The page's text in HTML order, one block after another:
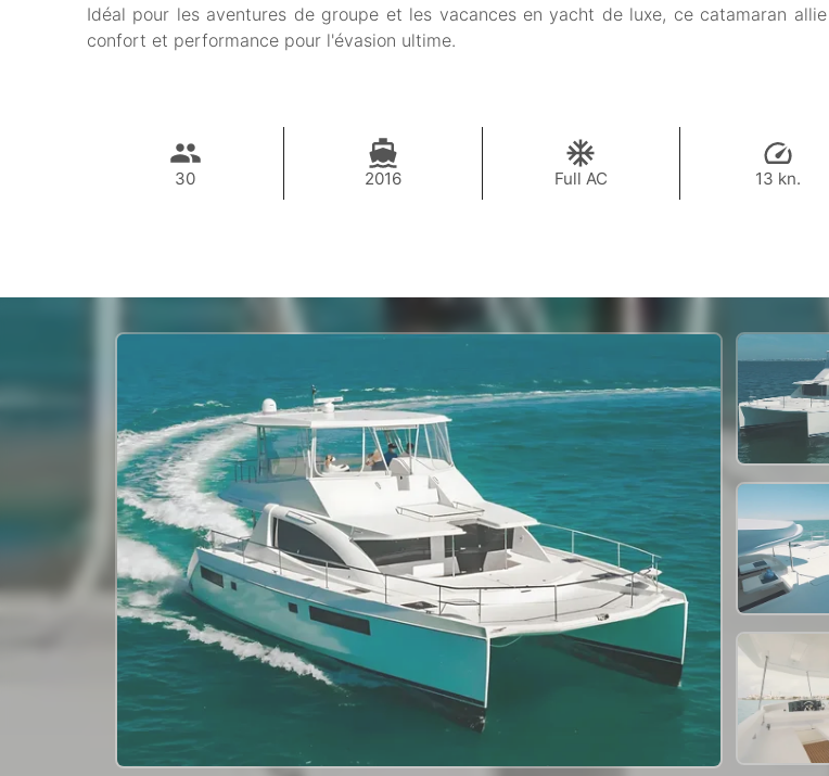
Idéal pour les aventures de groupe et les vacances en yacht de luxe, ce catamaran
confort et performance pour l'évasion ultime.
30 2016 Full AC 13 kn.
88,300 THB